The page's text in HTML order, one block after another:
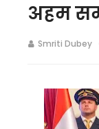
अहम
Smriti Dubey